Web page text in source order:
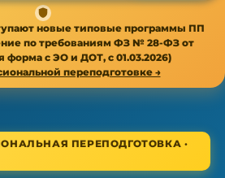
новые типовые программы ПП
по требованиям ФЗ № 28-ФЗ от
форма с ЭО и ДОТ, с 01.03.2026)
переподготовке →
ПЕРЕПОДГОТОВКА ·